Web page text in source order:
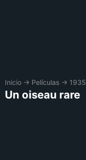
Inicio → Películas → 1935
Un oiseau rare